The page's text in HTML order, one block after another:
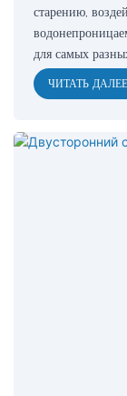
старению,
для самых
ЧИТАТЬ